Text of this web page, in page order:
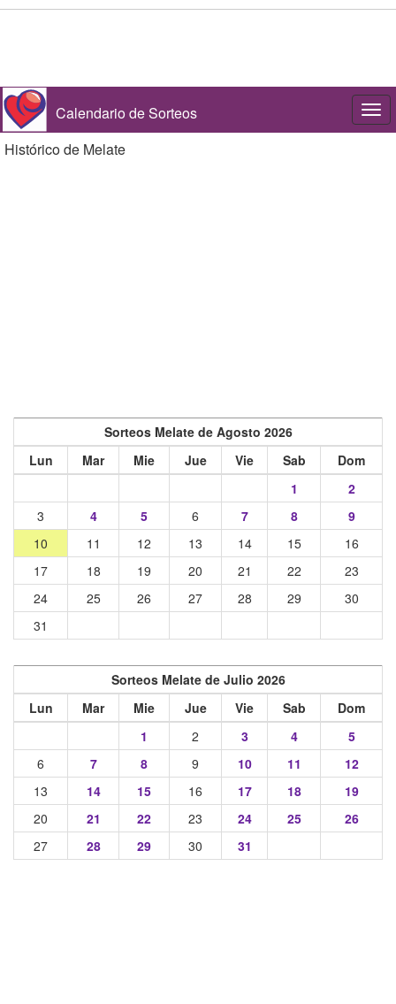
Calendario de Sorteos
Histórico de Melate
Sorteos Melate de Agosto 2026
Lun
Mar Mie Jue Vie Sab
Dom
1
2
3
4 5 6 7 8
9
10
11 12 13 14 15
16
17
18 19 20 21 22
23
24
25 26 27 28 29
30
31
Sorteos Melate de Julio 2026
Lun
Mar Mie Jue Vie Sab
Dom
1
2 3 4
5
6
7 8 9 10 11
12
13
14 15 16 17 18
19
20
21 22 23 24 25
26
27
28 29 30 31